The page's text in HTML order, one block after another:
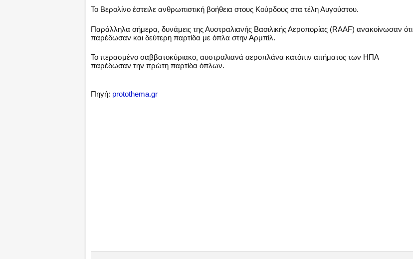
Το Βερολίνο έστειλε ανθρωπιστική βοήθεια στους Κούρδους στα τέλη Αυγούστου.
Παράλληλα σήμερα, δυνάμεις της Αυστραλιανής Βασιλικής Αεροπορίας (RAAF) ανακοίνωσαν ότι
παρέδωσαν και δεύτερη παρτίδα με όπλα στην Αρμπίλ.
Το περασμένο σαββατοκύριακο, αυστραλιανά αεροπλάνα κατόπιν αιτήματος των ΗΠΑ
παρέδωσαν την πρώτη παρτίδα όπλων.
Πηγή: protothema.gr